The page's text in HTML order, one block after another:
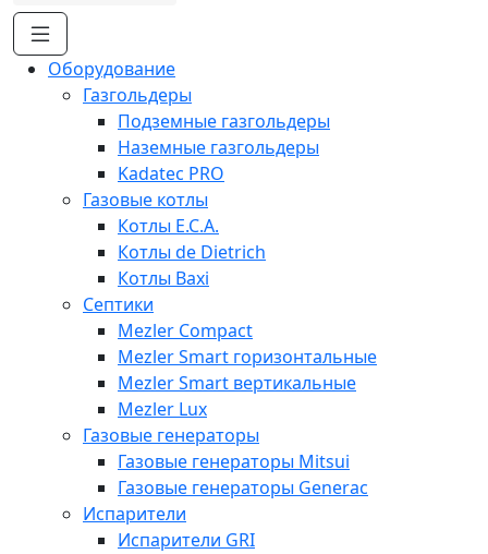
Оборудование
Газгольдеры
Подземные газгольдеры
Наземные газгольдеры
Kadatec PRO
Газовые котлы
Котлы E.C.A.
Котлы de Dietrich
Котлы Baxi
Септики
Mezler Compact
Mezler Smart горизонтальные
Mezler Smart вертикальные
Mezler Lux
Газовые генераторы
Газовые генераторы Mitsui
Газовые генераторы Generac
Испарители
Испарители GRI